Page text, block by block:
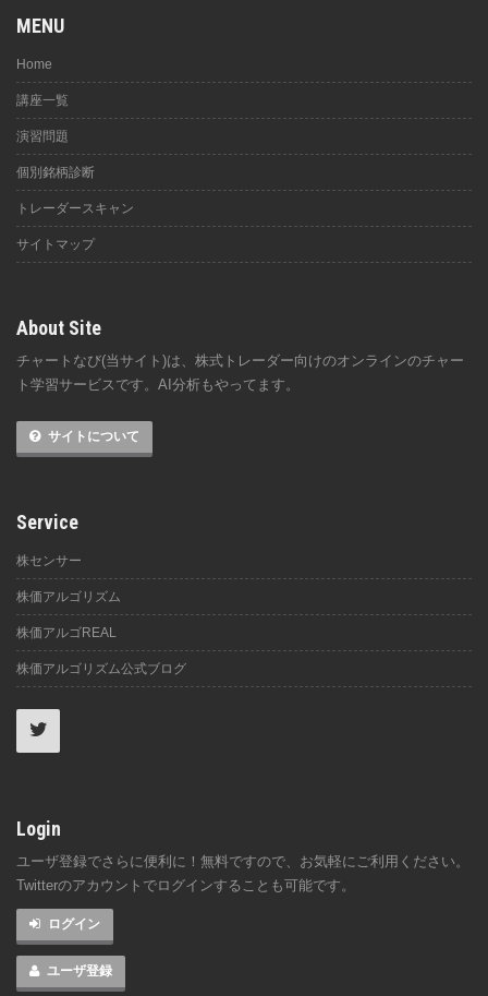
MENU
Home
講座一覧
演習問題
個別銘柄診断
トレーダースキャン
サイトマップ
About Site
チャートなび(当サイト)は、株式トレーダー向けのオンラインのチャー
ト学習サービスです。AI分析もやってます。
サイトについて
Service
株センサー
株価アルゴリズム
株価アルゴREAL
株価アルゴリズム公式ブログ
Login
ユーザ登録でさらに便利に！無料ですので、お気軽にご利用ください。
Twitterのアカウントでログインすることも可能です。
ログイン
ユーザ登録